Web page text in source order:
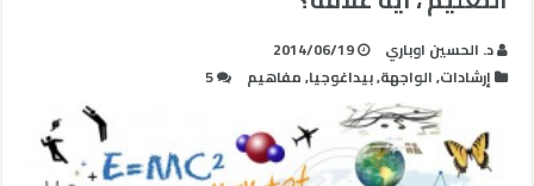
د. الحسين اوباري
2014/06/19
إرشادات,الواجهة,بيداغوجيا,مفاهيم 5